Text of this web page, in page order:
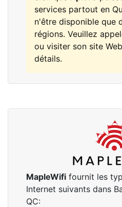
services partout en
n'être disponible que
régions. Veuillez
ou visiter son site
détails.
MapleWifi fournit les
Internet suivants dans
QC: